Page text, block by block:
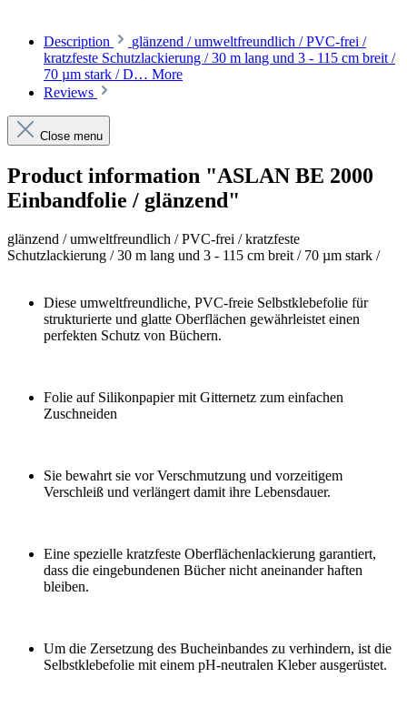
Description
glänzend / umweltfreundlich / PVC-frei /
kratzfeste Schutzlackierung / 30 m lang und 3 - 115 cm breit /
70 µm stark / D… More
Reviews
Close menu
Product information "ASLAN BE 2000
Einbandfolie / glänzend"
glänzend / umweltfreundlich / PVC-frei / kratzfeste
Schutzlackierung / 30 m lang und 3 - 115 cm breit / 70 µm stark /
Diese umweltfreundliche, PVC-freie Selbstklebefolie für
strukturierte und glatte Oberflächen gewährleistet einen
perfekten Schutz von Büchern.
Folie auf Silikonpapier mit Gitternetz zum einfachen
Zuschneiden
Sie bewahrt sie vor Verschmutzung und vorzeitigem
Verschleiß und verlängert damit ihre Lebensdauer.
Eine spezielle kratzfeste Oberflächenlackierung garantiert,
dass die eingebundenen Bücher nicht aneinander haften
bleiben.
Um die Zersetzung des Bucheinbandes zu verhindern, ist die
Selbstklebefolie mit einem pH-neutralen Kleber ausgerüstet.